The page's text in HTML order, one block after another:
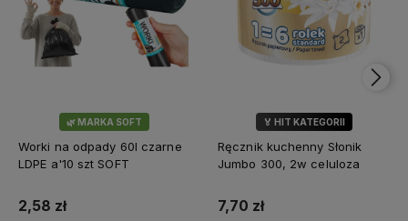
🌿 MARKA SOFT
Worki na odpady 60l czarne
LDPE a'10 szt SOFT
2,58 zł
🏅 HIT KATEGORII
💎 WYBÓR KLIENTÓW
Ręcznik kuchenny Słonik
Jumbo 300, 2w celuloza
7,70 zł